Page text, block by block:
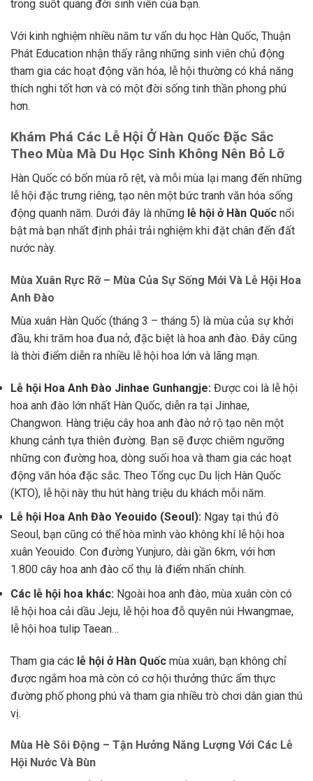
trong suốt quãng đời sinh viên của bạn.
Với kinh nghiệm nhiều năm tư vấn du học Hàn Quốc, Thuận
Phát Education nhận thấy rằng những sinh viên chủ động
tham gia các hoạt động văn hóa, lễ hội thường có khả năng
thích nghi tốt hơn và có một đời sống tinh thần phong phú
hơn.
Khám Phá Các Lễ Hội Ở Hàn Quốc Đặc Sắc
Theo Mùa Mà Du Học Sinh Không Nên Bỏ Lỡ
Hàn Quốc có bốn mùa rõ rệt, và mỗi mùa lại mang đến những
lễ hội đặc trưng riêng, tạo nên một bức tranh văn hóa sống
động quanh năm. Dưới đây là những lễ hội ở Hàn Quốc nổi
bật mà bạn nhất định phải trải nghiệm khi đặt chân đến đất
nước này.
Mùa Xuân Rực Rỡ – Mùa Của Sự Sống Mới Và Lễ Hội Hoa
Anh Đào
Mùa xuân Hàn Quốc (tháng 3 – tháng 5) là mùa của sự khởi
đầu, khi trăm hoa đua nở, đặc biệt là hoa anh đào. Đây cũng
là thời điểm diễn ra nhiều lễ hội hoa lớn và lãng mạn.
Lễ hội Hoa Anh Đào Jinhae Gunhangje: Được coi là lễ hội
hoa anh đào lớn nhất Hàn Quốc, diễn ra tại Jinhae,
Changwon. Hàng triệu cây hoa anh đào nở rộ tạo nên một
khung cảnh tựa thiên đường. Bạn sẽ được chiêm ngưỡng
những con đường hoa, dòng suối hoa và tham gia các hoạt
động văn hóa đặc sắc. Theo Tổng cục Du lịch Hàn Quốc
(KTO), lễ hội này thu hút hàng triệu du khách mỗi năm.
Lễ hội Hoa Anh Đào Yeouido (Seoul): Ngay tại thủ đô
Seoul, bạn cũng có thể hòa mình vào không khí lễ hội hoa
xuân Yeouido. Con đường Yunjuro, dài gần 6km, với hơn
1.800 cây hoa anh đào cổ thụ là điểm nhấn chính.
Các lễ hội hoa khác: Ngoài hoa anh đào, mùa xuân còn có
lễ hội hoa cải dầu Jeju, lễ hội hoa đỗ quyên núi Hwangmae,
lễ hội hoa tulip Taean…
Tham gia các lễ hội ở Hàn Quốc mùa xuân, bạn không chỉ
được ngắm hoa mà còn có cơ hội thưởng thức ẩm thực
đường phố phong phú và tham gia nhiều trò chơi dân gian thú
vị.
Mùa Hè Sôi Động – Tận Hưởng Năng Lượng Với Các Lễ
Hội Nước Và Bùn